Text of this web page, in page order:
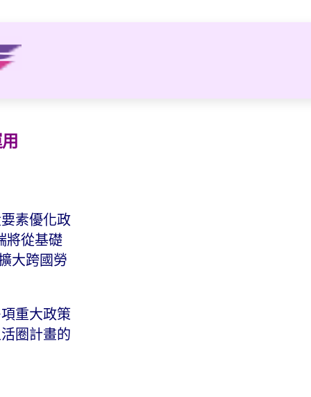
素優化政
將從基礎
大跨國勞
重大政策
圈計畫的